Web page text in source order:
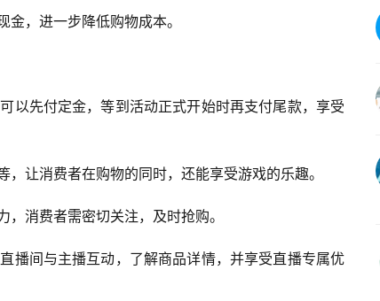
，进一步降低购物成本。
以先付定金，等到活动正式开始时再支付尾款，享受
让消费者在购物的同时，还能享受游戏的乐趣。
消费者需密切关注，及时抢购。
播间与主播互动，了解商品详情，并享受直播专属优